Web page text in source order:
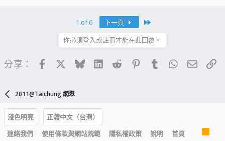
1 of 6 下一頁
你必須登入或註冊才能在此回覆。
分享： FacebookBlueskyLinkedIn
Reddit PinterestTumblrWhatsApp
電子
2011@Taichung 網聚
淺色明亮
正體中文（台灣）
連絡我們
使用條款與網站規範 隱私權政策 說明 首頁